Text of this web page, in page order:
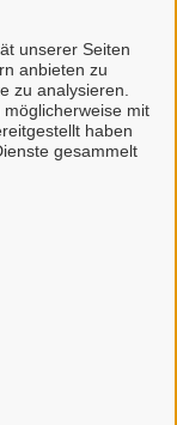
unserer Seiten
anbieten zu
zu analysieren.
mit
haben
gesammelt